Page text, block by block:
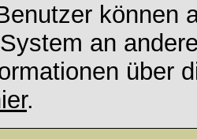
können
System an
über
.